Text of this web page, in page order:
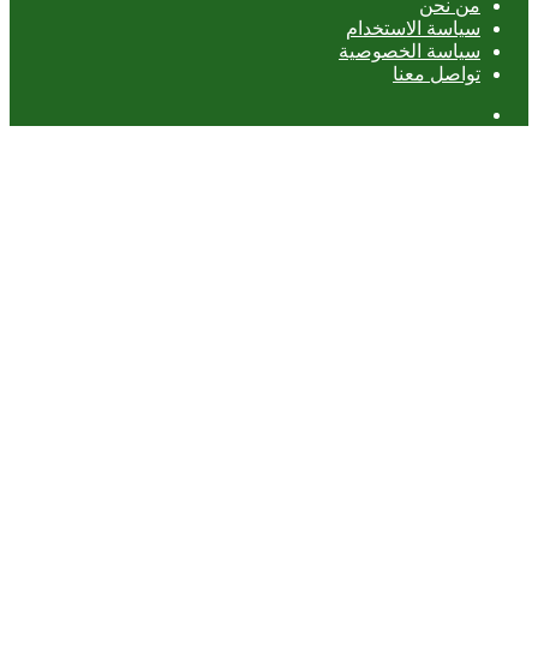
من نحن
سياسة الاستخدام
سياسة الخصوصية
تواصل معنا